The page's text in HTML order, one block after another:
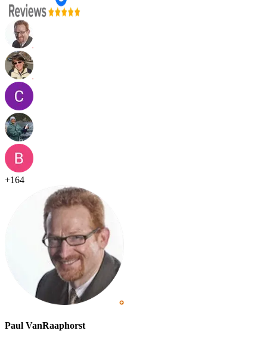
+164
Paul VanRaaphorst